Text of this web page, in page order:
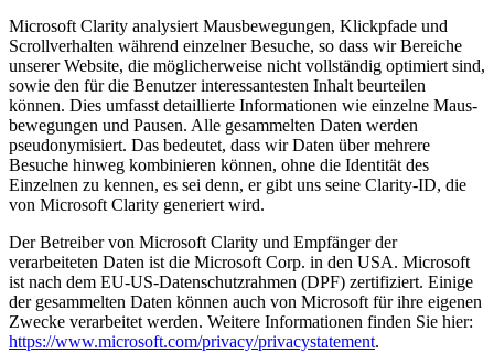
Microsoft Clarity analysiert Mausbewegungen, Klickpfade und
Scrollverhalten während einzelner Besuche, so dass wir Bereiche
unserer Website, die möglicherweise nicht vollständig optimiert sind,
sowie den für die Benutzer interessantesten Inhalt beurteilen
können. Dies umfasst detaillierte Informationen wie einzelne Maus-
bewegungen und Pausen. Alle gesammelten Daten werden
pseudonymisiert. Das bedeutet, dass wir Daten über mehrere
Besuche hinweg kombinieren können, ohne die Identität des
Einzelnen zu kennen, es sei denn, er gibt uns seine Clarity-ID, die
von Microsoft Clarity generiert wird.
Der Betreiber von Microsoft Clarity und Empfänger der
verarbeiteten Daten ist die Microsoft Corp. in den USA. Microsoft
ist nach dem EU-US-Datenschutzrahmen (DPF) zertifiziert. Einige
der gesammelten Daten können auch von Microsoft für ihre eigenen
Zwecke verarbeitet werden. Weitere Informationen finden Sie hier:
https://www.microsoft.com/privacy/privacystatement.